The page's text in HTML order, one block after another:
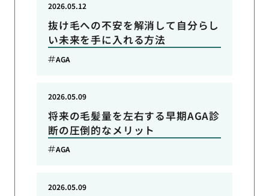
抜け毛への不安を解消して自分らし
い未来を手に入れる方法
2026.05.12
AGA
将来の毛髪量を左右する早期AGA診
断の圧倒的なメリット
2026.05.09
AGA
2026.05.09